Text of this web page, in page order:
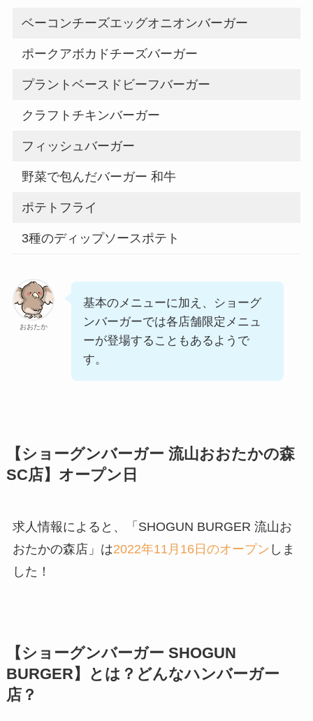
ベーコンチーズエッグオニオンバーガー
ポークアボカドチーズバーガー
プラントベースドビーフバーガー
クラフトチキンバーガー
フィッシュバーガー
野菜で包んだバーガー 和牛
ポテトフライ
3種のディップソースポテト
おおたか
基本のメニューに加え、ショーグ
ンバーガーでは各店舗限定メニュ
ーが登場することもあるようで
す。
【ショーグンバーガー 流山おおたかの森
SC店】オープン日
求人情報によると、「SHOGUN BURGER 流山お
おたかの森店」は2022年11月16日のオープン しま
した！
【ショーグンバーガー SHOGUN
BURGER】とは？どんなハンバーガー
店？